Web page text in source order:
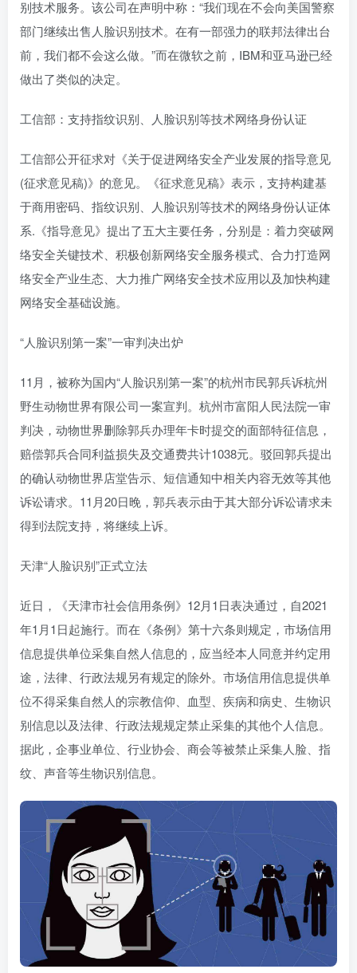
别技术服务。该公司在声明中称：“我们现在不会向美国警察
部门继续出售人脸识别技术。在有一部强力的联邦法律出台
前，我们都不会这么做。”而在微软之前，IBM和亚马逊已经
做出了类似的决定。
工信部：支持指纹识别、人脸识别等技术网络身份认证
工信部公开征求对《关于促进网络安全产业发展的指导意见
(征求意见稿)》的意见。《征求意见稿》表示，支持构建基
于商用密码、指纹识别、人脸识别等技术的网络身份认证体
系.《指导意见》提出了五大主要任务，分别是：着力突破网
络安全关键技术、积极创新网络安全服务模式、合力打造网
络安全产业生态、大力推广网络安全技术应用以及加快构建
网络安全基础设施。
“人脸识别第一案”一审判决出炉
11月，被称为国内“人脸识别第一案”的杭州市民郭兵诉杭州
野生动物世界有限公司一案宣判。杭州市富阳人民法院一审
判决，动物世界删除郭兵办理年卡时提交的面部特征信息，
赔偿郭兵合同利益损失及交通费共计1038元。驳回郭兵提出
的确认动物世界店堂告示、短信通知中相关内容无效等其他
诉讼请求。11月20日晚，郭兵表示由于其大部分诉讼请求未
得到法院支持，将继续上诉。
天津“人脸识别”正式立法
近日，《天津市社会信用条例》12月1日表决通过，自2021
年1月1日起施行。而在《条例》第十六条则规定，市场信用
信息提供单位采集自然人信息的，应当经本人同意并约定用
途，法律、行政法规另有规定的除外。市场信用信息提供单
位不得采集自然人的宗教信仰、血型、疾病和病史、生物识
别信息以及法律、行政法规规定禁止采集的其他个人信息。
据此，企事业单位、行业协会、商会等被禁止采集人脸、指
纹、声音等生物识别信息。